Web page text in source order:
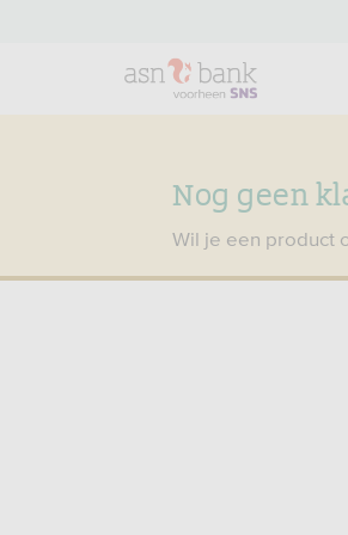
Nog geen
Wil je een product